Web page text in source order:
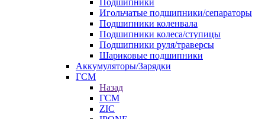
Подшипники
Игольчатые подшипники/сепараторы
Подшипники коленвала
Подшипники колеса/ступицы
Подшипники руля/траверсы
Шариковые подшипники
Аккумуляторы/Зарядки
ГСМ
Назад
ГСМ
ZIC